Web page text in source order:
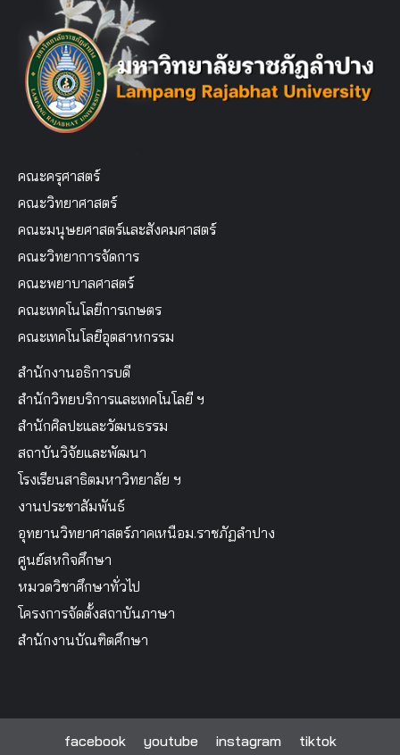
คณะครุศาสตร์
คณะวิทยาศาสตร์
คณะมนุษยศาสตร์และสังคมศาสตร์
คณะวิทยาการจัดการ
คณะพยาบาลศาสตร์
คณะเทคโนโลยีการเกษตร
คณะเทคโนโลยีอุตสาหกรรม
สำนักงานอธิการบดี
สำนักวิทยบริการและเทคโนโลยี ฯ
สำนักศิลปะและวัฒนธรรม
สถาบันวิจัยและพัฒนา
โรงเรียนสาธิตมหาวิทยาลัย ฯ
งานประชาสัมพันธ์
อุทยานวิทยาศาสตร์ภาคเหนือม.ราชภัฏลำปาง
ศูนย์สหกิจศึกษา
หมวดวิชาศึกษาทั่วไป
โครงการจัดตั้งสถาบันภาษา
สำนักงานบัณฑิตศึกษา
facebook youtube instagram tiktok